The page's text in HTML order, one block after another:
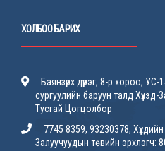
ХОЛБОО БАРИХ
Баянзүрх дүүрэг, 8-р хороо,
сургуулийн баруун талд Хүүхэд-
Тусгай Цогцолбор
7745 8359, 93230378,
Залуучуудын төвийн эрхлэгч: